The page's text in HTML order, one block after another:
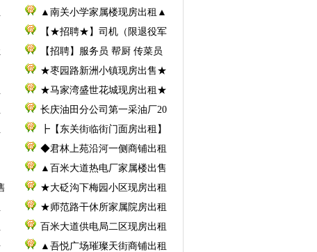
▲南关小学家属楼现房出租▲
【★招聘★】司机（限退役军
【招聘】服务员 帮厨 传菜员
★枣园路新洲小镇现房出售★
★马家湾盛世花城现房出租★
长庆油田分公司第一采油厂20
┣【东关街临街门面房出租】
◆君林上苑沿河一侧商铺出租
▲百米大道热电厂家属楼出售
★大砭沟下梅园小区现房出租
★师范路干休所家属院房出租
百米大道供电局二区现房出租
▲吾悦广场璀璨天街商铺出租